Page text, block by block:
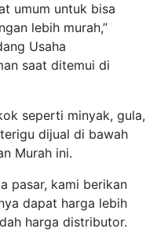
umum untuk bisa
lebih murah,”
Usaha
saat ditemui di
seperti minyak, gula,
dijual di bawah
Murah ini.
pasar, kami berikan
dapat harga lebih
harga distributor.